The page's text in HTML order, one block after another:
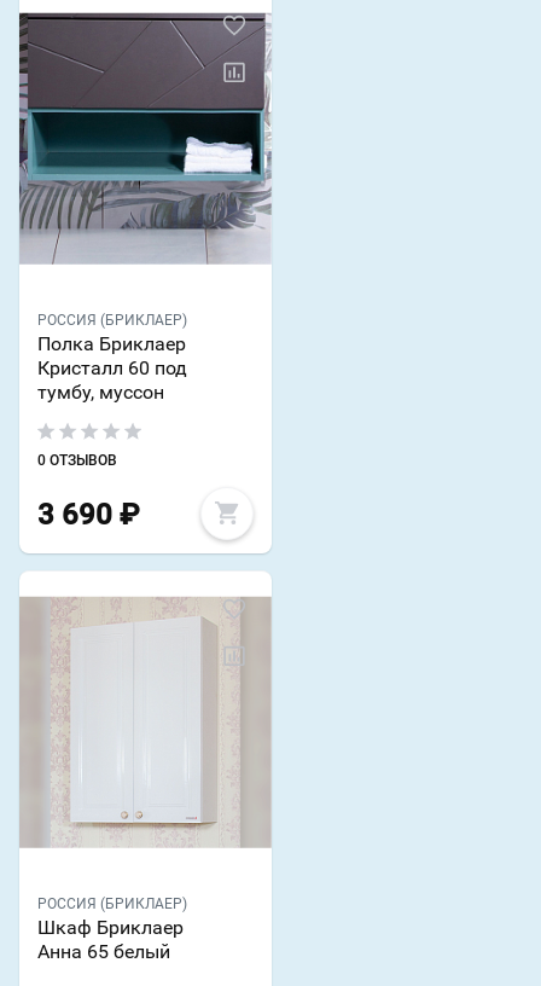
РОССИЯ (БРИКЛАЕР)
Полка Бриклаер
Кристалл 60 под
тумбу, муссон
0 ОТЗЫВОВ
3 690 ₽
РОССИЯ (БРИКЛАЕР)
Шкаф Бриклаер
Анна 65 белый